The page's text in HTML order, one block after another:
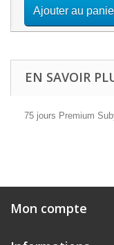
Ajouter au
EN SAVOIR
75 jours Premium
Mon compte